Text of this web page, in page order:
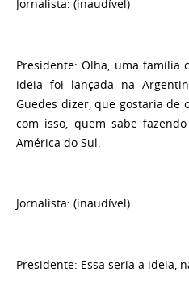
Jornalista: (inaudível)
Presidente: Olha, uma família
ideia foi lançada na
Guedes dizer, que gostaria de
com isso, quem sabe
América do Sul.
Jornalista: (inaudível)
Presidente: Essa seria a ideia,